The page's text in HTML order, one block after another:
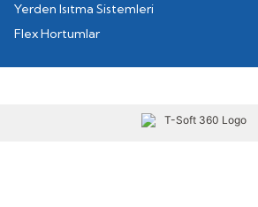
Yerden Isıtma Sistemleri
Flex Hortumlar